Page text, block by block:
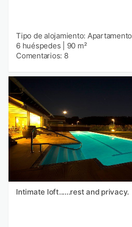
Tipo de alojamiento: Apartamento
6 huéspedes
90 m²
Comentarios: 8
Intimate loft......rest and privacy.